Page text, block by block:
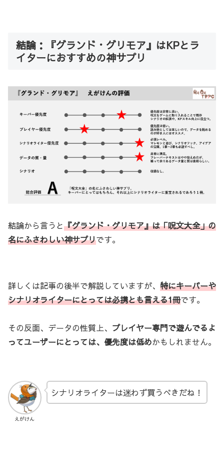
結論：『グランド・グリモア』はKPとラ
イターにおすすめの神サプリ
結論から言うと『グランド・グリモア』は「呪文大全」の
名にふさわしい神サプリです。
詳しくは記事の後半で解説していますが、 特にキーパーや
シナリオライターにとっては必携とも言える1冊です。
その反面、データの性質上、 プレイヤー専門で遊んでるよ
ってユーザーにとっては、優先度は低めかもしれません。
えがけん
シナリオライターは迷わず買うべきだね！